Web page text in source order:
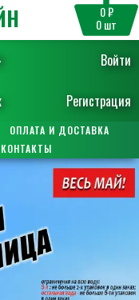
Войти
Регистрация
0 ₽
0шт
ОПЛАТА И ДОСТАВКА
КОНТАКТЫ